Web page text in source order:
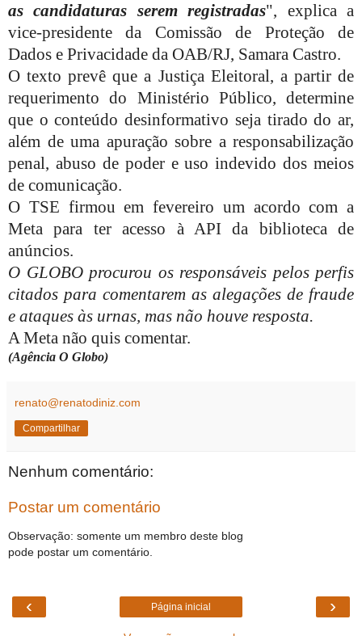
as candidaturas serem registradas", explica a
vice-presidente da Comissão de Proteção de
Dados e Privacidade da OAB/RJ, Samara Castro.
O texto prevê que a Justiça Eleitoral, a partir de
requerimento do Ministério Público, determine
que o conteúdo desinformativo seja tirado do ar,
além de uma apuração sobre a responsabilização
penal, abuso de poder e uso indevido dos meios
de comunicação.
O TSE firmou em fevereiro um acordo com a
Meta para ter acesso à API da biblioteca de
anúncios.
O GLOBOprocurou os responsáveis pelos perfis
citados para comentarem as alegações de fraude
e ataques às urnas, mas não houve resposta.
A Meta não quis comentar.
(Agência O Globo)
renato@renatodiniz.com
Compartilhar
Nenhum comentário:
Postar um comentário
Observação: somente um membro deste blog
pode postar um comentário.
‹ ›
Página inicial